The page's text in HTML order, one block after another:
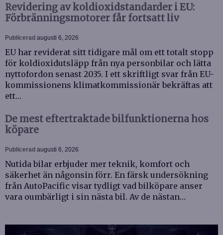
Revidering av koldioxidstandarder i EU:
Förbränningsmotorer får fortsatt liv
Publicerad augusti 6, 2026
EU har reviderat sitt tidigare mål om ett totalt stopp
för koldioxidutsläpp från nya personbilar och lätta
nyttofordon senast 2035. I ett skriftligt svar från EU-
kommissionens klimatkommissionär bekräftas att
ett…
De mest eftertraktade bilfunktionerna hos
köpare
Publicerad augusti 6, 2026
Nutida bilar erbjuder mer teknik, komfort och
säkerhet än någonsin förr. En färsk undersökning
från AutoPacific visar tydligt vad bilköpare anser
vara oumbärligt i sin nästa bil. Av de nästan…